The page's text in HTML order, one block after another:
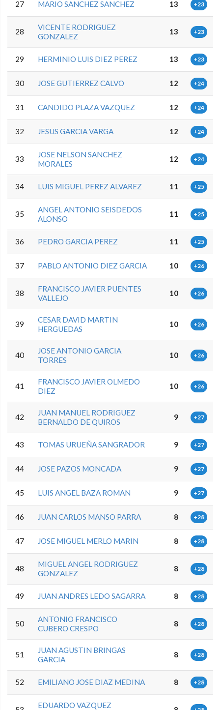
27 MARIO SANCHEZ SANCHEZ 13 +23
28
VICENTE RODRIGUEZ
GONZALEZ
13 +23
29 HERMINIO LUIS DIEZ PEREZ 13 +23
30 JOSE GUTIERREZ CALVO 12 +24
31 CANDIDO PLAZA VAZQUEZ 12 +24
32 JESUS GARCIA VARGA 12 +24
33
JOSE NELSON SANCHEZ
MORALES
12 +24
34 LUIS MIGUEL PEREZ ALVAREZ 11 +25
35
ANGEL ANTONIO SEISDEDOS
ALONSO
11 +25
36 PEDRO GARCIA PEREZ 11 +25
37 PABLO ANTONIO DIEZ GARCIA 10 +26
38
FRANCISCO JAVIER PUENTES
VALLEJO
10 +26
39
CESAR DAVID MARTIN
HERGUEDAS
10 +26
40
JOSE ANTONIO GARCIA
TORRES
10 +26
41
FRANCISCO JAVIER OLMEDO
DIEZ
10 +26
42
JUAN MANUEL RODRIGUEZ
BERNALDO DE QUIROS
9 +27
43 TOMAS URUEÑA SANGRADOR 9 +27
44 JOSE PAZOS MONCADA 9 +27
45 LUIS ANGEL BAZA ROMAN 9 +27
46 JUAN CARLOS MANSO PARRA 8 +28
47 JOSE MIGUEL MERLO MARIN 8 +28
48
MIGUEL ANGEL RODRIGUEZ
GONZALEZ
8 +28
49 JUAN ANDRES LEDO SAGARRA 8 +28
50
ANTONIO FRANCISCO
CUBERO CRESPO
8 +28
51
JUAN AGUSTIN BRINGAS
GARCIA
8 +28
52 EMILIANO JOSE DIAZ MEDINA 8 +28
EDUARDO VAZQUEZ